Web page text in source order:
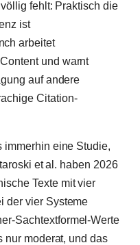
fehlt: Praktisch die
ist
arbeitet
und warnt
auf andere
Citation-
immerhin eine Studie,
et al. haben 2026
Texte mit vier
der vier Systeme
Sachtextformel-Werte
nur moderat, und das